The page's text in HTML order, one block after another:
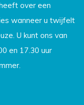
over een
wanneer u twijfelt
U kunt ons van
en 17.30 uur